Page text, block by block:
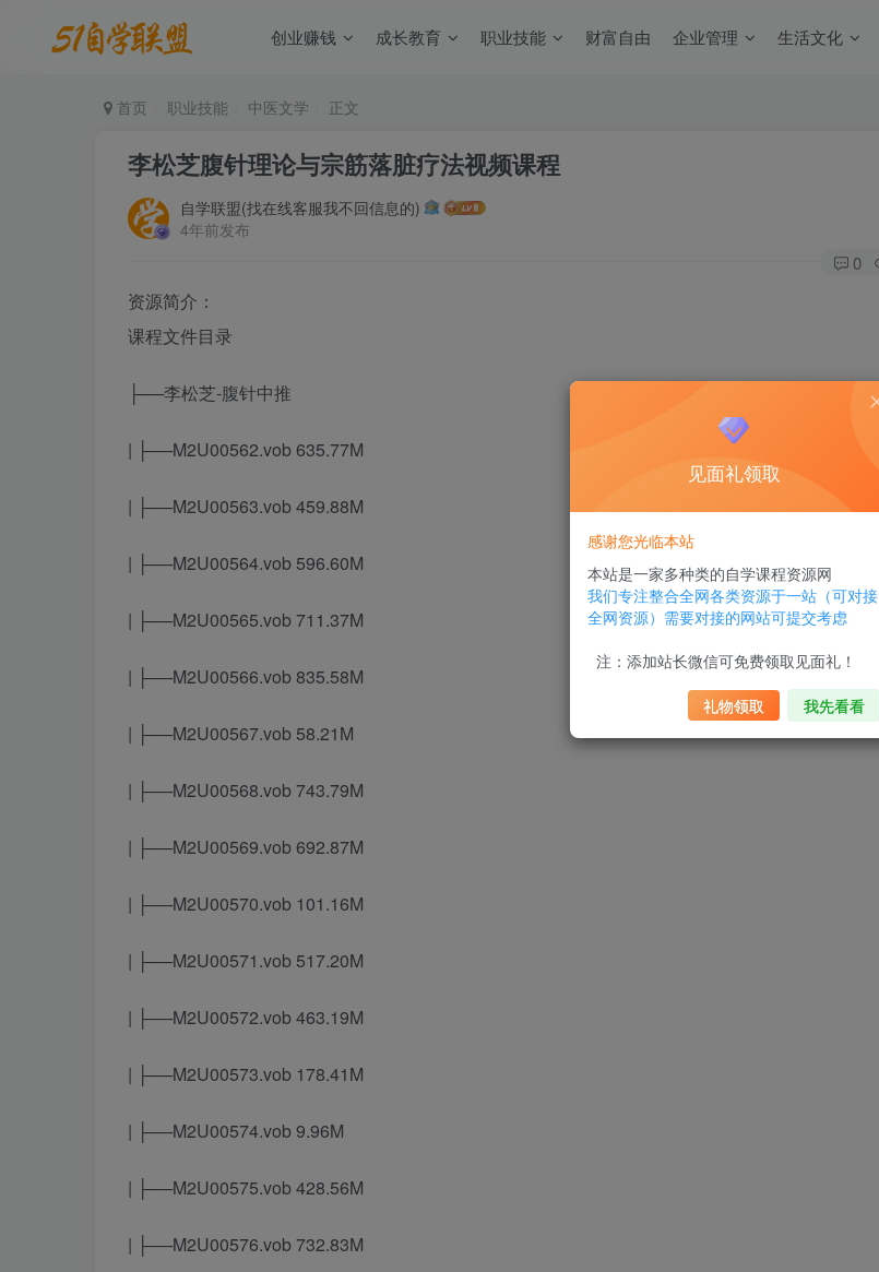
创业赚钱 成长教育 职业技能 财富自由 企业管理 生活文化
首页 职业技能 中医文学 正文
李松芝腹针理论与宗筋落脏疗法视频课程
自学联盟(找在线客服我不回信息的)
4年前发布
0
资源简介：
课程文件目录
├──李松芝-腹针中推
| ├──M2U00562.vob 635.77M
| ├──M2U00563.vob 459.88M
| ├──M2U00564.vob 596.60M
| ├──M2U00565.vob 711.37M
| ├──M2U00566.vob 835.58M
| ├──M2U00567.vob 58.21M
| ├──M2U00568.vob 743.79M
| ├──M2U00569.vob 692.87M
| ├──M2U00570.vob 101.16M
| ├──M2U00571.vob 517.20M
| ├──M2U00572.vob 463.19M
| ├──M2U00573.vob 178.41M
| ├──M2U00574.vob 9.96M
| ├──M2U00575.vob 428.56M
| ├──M2U00576.vob 732.83M
见面礼领取
感谢您光临本站
本站是一家多种类的自学课程资源网
我们专注整合全网各类资源于一站（可对接
全网资源）需要对接的网站可提交考虑
注：添加站长微信可免费领取见面礼！
礼物领取 我先看看